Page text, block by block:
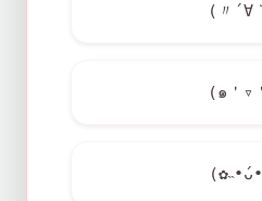
(〃´∀
(๑＇▿